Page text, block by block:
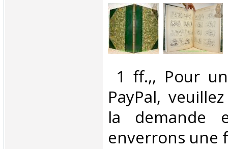
1 ff.,, Pour
PayPal,
la demande
enverrons une